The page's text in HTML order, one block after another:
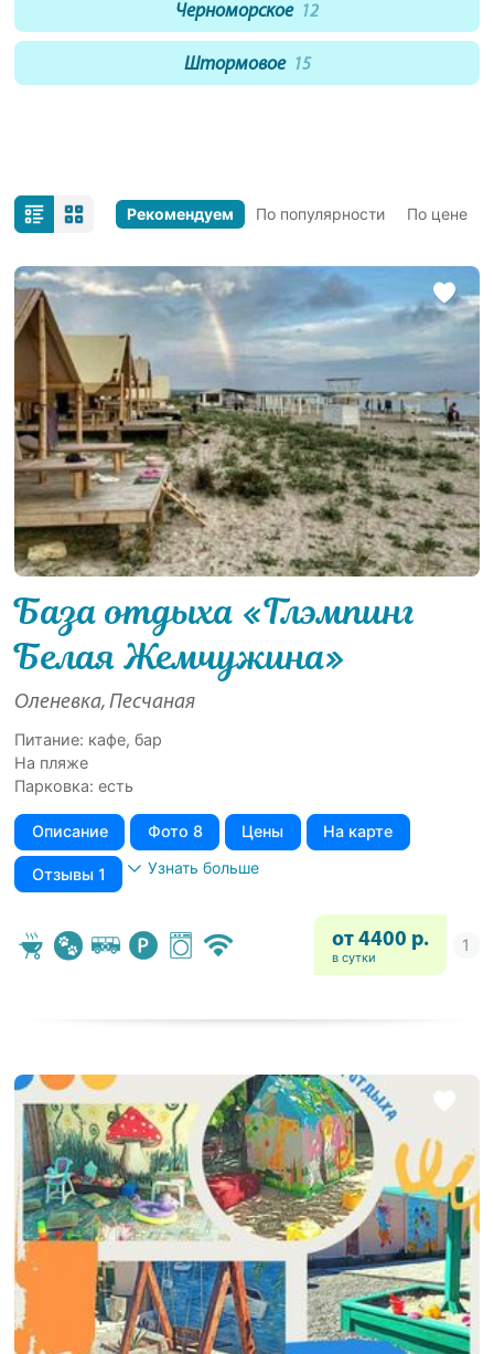
Рекомендуем По популярности По цене
База отдыха «Глэмпинг
Белая Жемчужина»
Оленевка, Песчаная
Питание: кафе, бар
На пляже
Парковка: есть
Описание Фото 8 Цены На карте
Отзывы 1 Узнать больше
от 4400 р.
в сутки
Черноморское 12
Штормовое 15